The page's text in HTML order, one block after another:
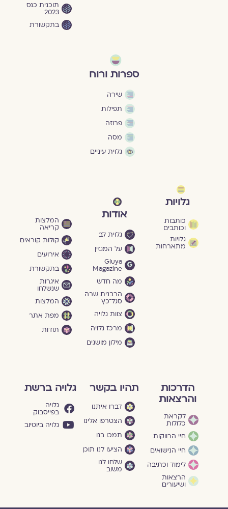
תוכנית כנס
2023
בתקשורת
ספרות ורוח
שירה
תפילות
פרוזה
מסה
גלוית עיניים
גלויות
כותבות
וכותבים
גלויות
מתארחות
אודות
גלוית לב
על המגזין
Gluya
Magazine
מה חדש
הרבנית שרה
סגל־כץ
צוות גלויה
מרכז גלויה
מילון מושגים
המלצות
קריאה
קולות קוראים
אירועים
בתקשורת
איגרות
שנשלחו
המלצות
מפת אתר
תודות
הדרכות
והרצאות
לקראת
כלולות
חיי הרווקות
חיי הנישואים
לימוד וכתיבה
הרצאות
ושיעורים
תהיו בקשר
דברו איתנו
הצטרפו אלינו
תמכו בנו
הציעו לנו תוכן
שלחו לנו
משוב
גלויה ברשת
גלויה
בפייסבוק
גלויה ביוטיוב